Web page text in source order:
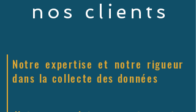
nos clients
Notre expertise et notre rigueur
dans la collecte des données